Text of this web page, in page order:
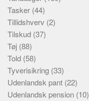
Tasker (44)
Tillidshverv (2)
Tilskud (37)
Tøj (88)
Told (58)
Tyverisikring (33)
Udenlandsk pant (22)
Udenlandsk pension (10)